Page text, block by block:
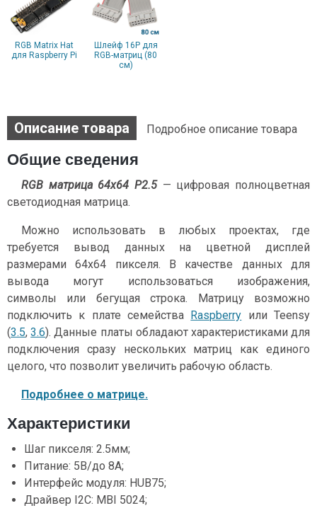
RGB Matrix Hat
для Raspberry Pi
Шлейф 16P для
RGB-матриц (80
см)
Описание товара Подробное описание товара
Общие сведения
RGB матрица 64x64 P2.5— цифровая полноцветная
светодиодная матрица.
Можно использовать в любых проектах, где
требуется вывод данных на цветной дисплей
размерами 64x64 пикселя. В качестве данных для
вывода могут использоваться изображения,
символы или бегущая строка. Матрицу возможно
подключить к плате семейства Raspberry или Teensy
(3.5,3.6). Данные платы обладают характеристиками для
подключения сразу нескольких матриц как единого
целого, что позволит увеличить рабочую область.
Подробнее о матрице.
Характеристики
Шаг пикселя: 2.5мм;
Питание: 5В/до 8А;
Интерфейс модуля: HUB75;
Драйвер I2C: MBI 5024;